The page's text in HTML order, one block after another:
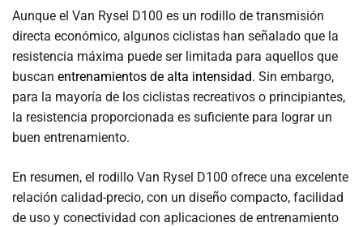
Aunque el Van Rysel D100 es un rodillo de transmisión
directa económico, algunos ciclistas han señalado que la
resistencia máxima puede ser limitada para aquellos que
buscan entrenamientos de alta intensidad. Sin embargo,
para la mayoría de los ciclistas recreativos o principiantes,
la resistencia proporcionada es suficiente para lograr un
buen entrenamiento.
En resumen, el rodillo Van Rysel D100 ofrece una excelente
relación calidad-precio, con un diseño compacto, facilidad
de uso y conectividad con aplicaciones de entrenamiento